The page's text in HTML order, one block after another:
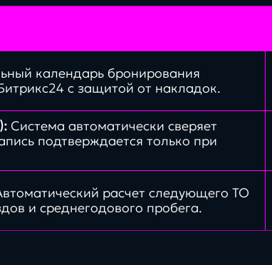
календарь бронирования
с защитой от накладок.
Система автоматически сверяет
подтверждается только при
расчет следующего ТО
и среднегодового пробега.